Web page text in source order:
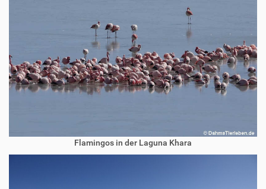
Flamingos in der Laguna Khara